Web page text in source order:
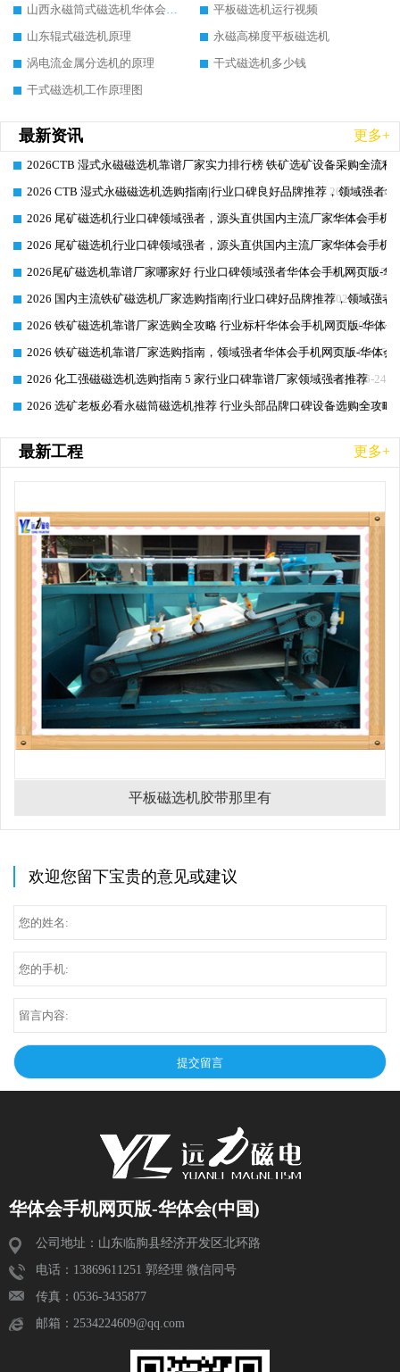
山西永磁筒式磁选机华体会手机网页版-华体会(中国)
平板磁选机运行视频
山东辊式磁选机原理
永磁高梯度平板磁选机
涡电流金属分选机的原理
干式磁选机多少钱
干式磁选机工作原理图
最新资讯 更多+
2026-06-25
2026CTB 湿式永磁磁选机靠谱厂家实力排行榜 铁矿选矿设备采购全流程
2026-06-25
2026 CTB 湿式永磁磁选机选购指南|行业口碑良好品牌推荐，领域强者
2026-06-25
2026 尾矿磁选机行业口碑领域强者，源头直供国内主流厂家华体会手机
2026-06-25
2026 尾矿磁选机行业口碑领域强者，源头直供国内主流厂家华体会手机
2026-06-25
2026尾矿磁选机靠谱厂家哪家好 行业口碑领域强者华体会手机网页版-华
2026-06-25
2026 国内主流铁矿磁选机厂家选购指南|行业口碑好品牌推荐，领域强者
2026-06-25
2026 铁矿磁选机靠谱厂家选购全攻略 行业标杆华体会手机网页版-华体
2026-06-25
2026 铁矿磁选机靠谱厂家选购指南，领域强者华体会手机网页版-华体会
2026-06-24
2026 化工强磁磁选机选购指南 5 家行业口碑靠谱厂家领域强者推荐
2026-06-24
2026 选矿老板必看永磁筒磁选机推荐 行业头部品牌口碑设备选购全攻略
最新工程 更多+
平板磁选机胶带那里有
欢迎您留下宝贵的意见或建议
华体会手机网页版-华体会(中国)
公司地址：山东临朐县经济开发区北环路
电话：13869611251 郭经理 微信同号
传真：0536-3435877
邮箱：2534224609@qq.com